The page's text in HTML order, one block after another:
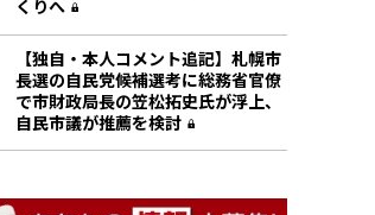
くりへ
【独自・本人コメント追記】札幌市
長選の自民党候補選考に総務省官僚
で市財政局長の笠松拓史氏が浮上、
自民市議が推薦を検討